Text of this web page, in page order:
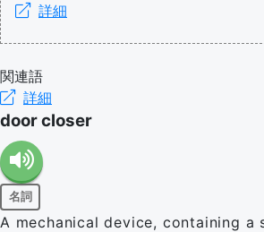
詳細
関連語
詳細
door closer
名詞
A mechanical device, containing a